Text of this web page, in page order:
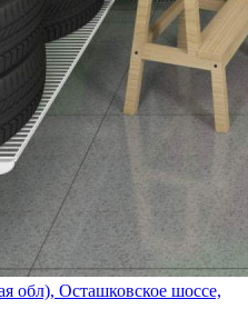
обл), Осташковское шоссе,